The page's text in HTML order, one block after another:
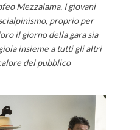
Mezzalama. I giovani
proprio per
il giorno della gara sia
insieme a tutti gli altri
del pubblico